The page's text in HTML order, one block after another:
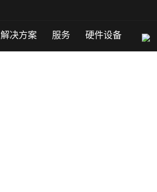
解决方案 服务 硬件设备